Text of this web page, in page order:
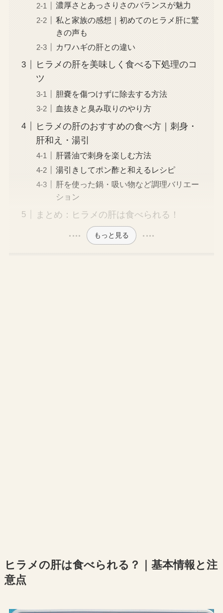
濃厚さとあっさりさのバランスが魅力
私と家族の感想｜初めてのヒラメ肝に驚
きの声も
カワハギの肝との違い
ヒラメの肝を美味しく食べる下処理のコ
ツ
胆嚢を傷つけずに除去する方法
血抜きと臭み取りのやり方
ヒラメの肝のおすすめの食べ方｜刺身・
肝和え・湯引
肝醤油で刺身を楽しむ方法
湯引きしてポン酢と和えるレシピ
肝を使った鍋・吸い物など調理バリエー
ション
まとめ：ヒラメの肝は食べられる！
もっと見る
ヒラメの肝は食べられる？｜基本情報と注
意点